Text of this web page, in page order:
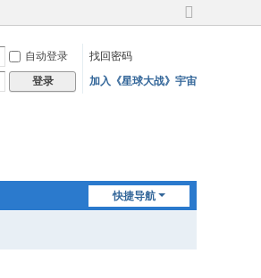
切
宽
自动登录
找回密码
登录 加入《星球大战》宇宙
快捷导航